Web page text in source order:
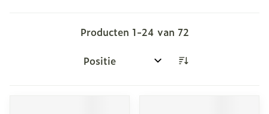
Producten 1-24 van 72
Sorteer op: